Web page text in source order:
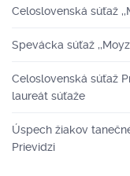
Celoslovenská súťaž
Spevácka súťaž
Celoslovenská súťaž
laureát súťaže
Úspech žiakov
Prievidzi